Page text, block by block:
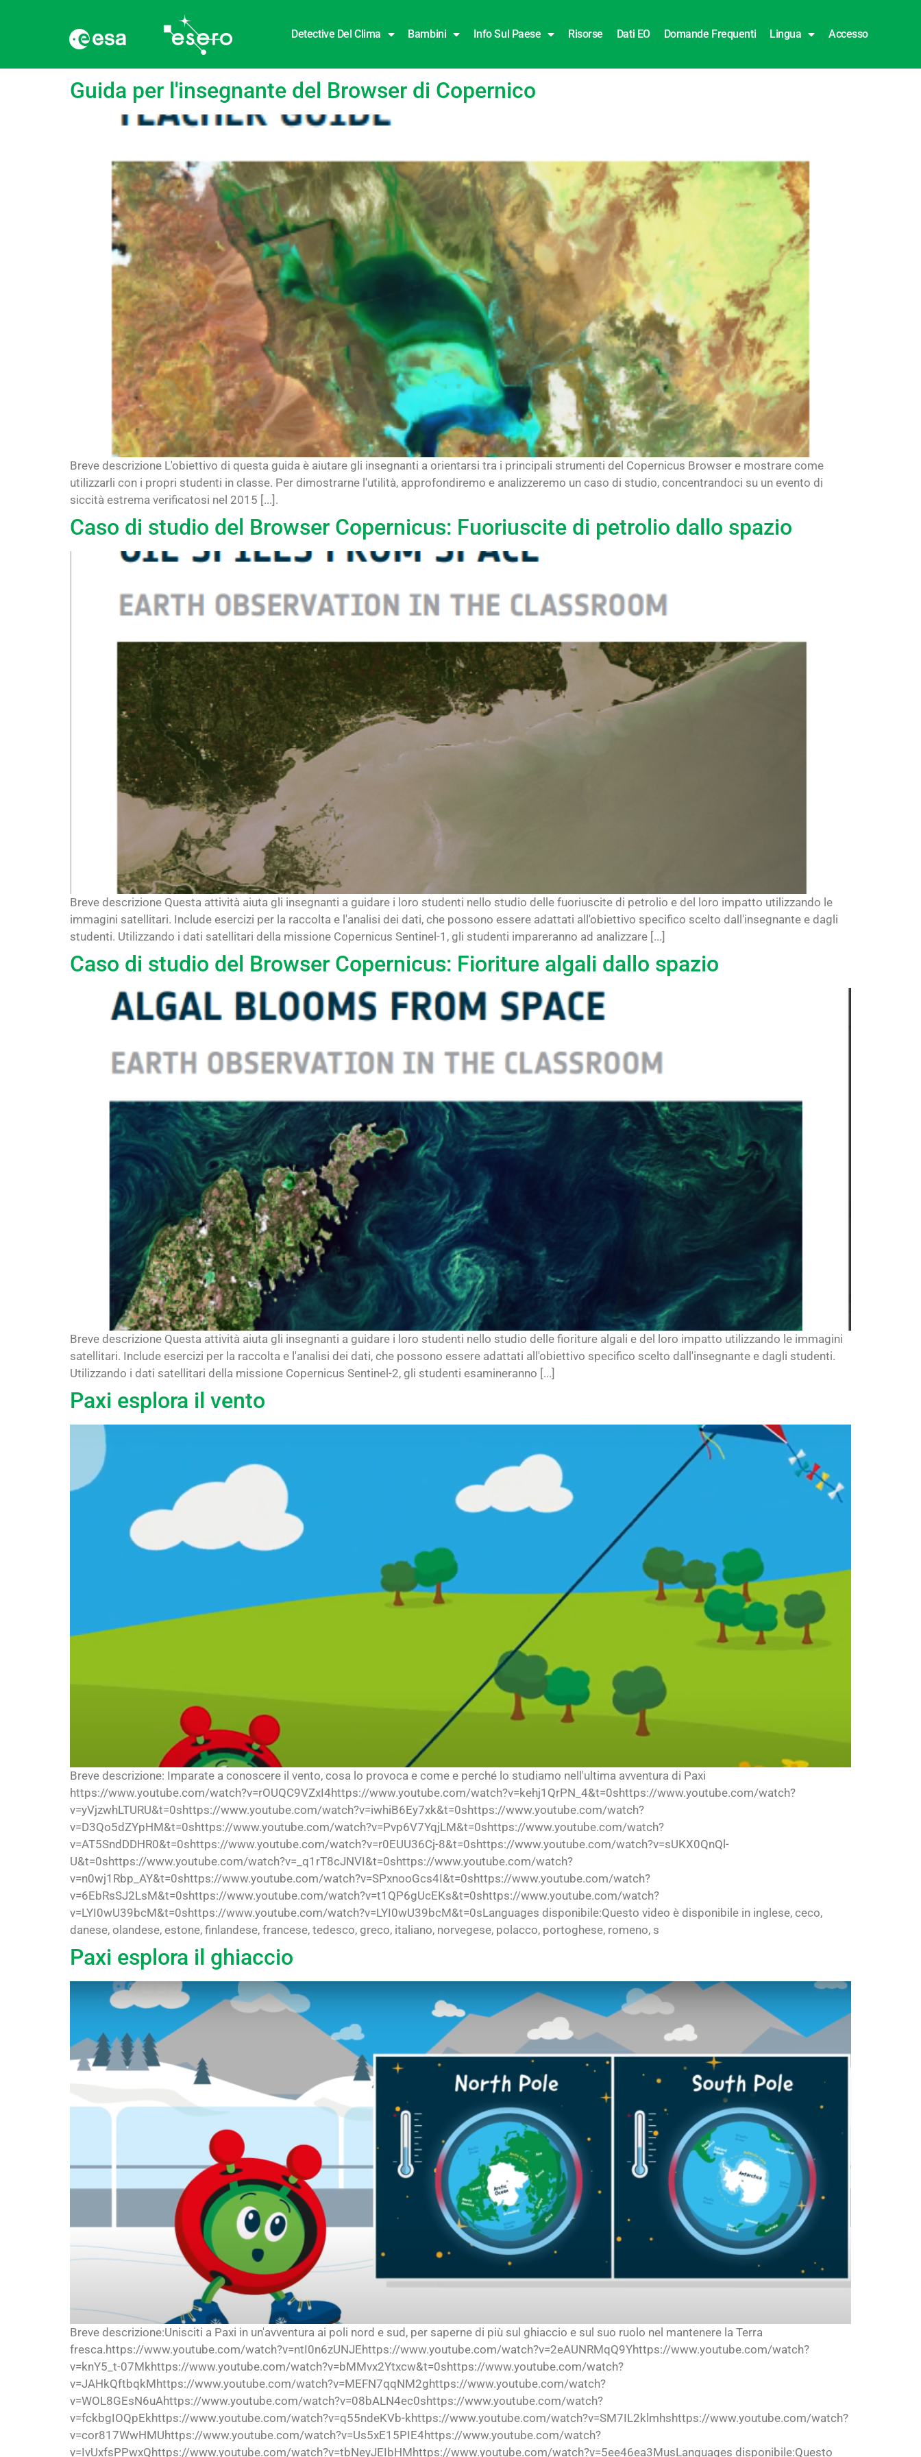
Detective Del Clima Bambini Info Sul Paese Risorse Dati EO Domande Frequenti Lingua Accesso
Tag: Satelliti
Guida per l'insegnante del Browser di Copernico
Breve descrizione L'obiettivo di questa guida è aiutare gli insegnanti a orientarsi tra i principali strumenti del Copernicus Browser e mostrare come
utilizzarli con i propri studenti in classe. Per dimostrarne l'utilità, approfondiremo e analizzeremo un caso di studio, concentrandoci su un evento di
siccità estrema verificatosi nel 2015 [...].
Caso di studio del Browser Copernicus: Fuoriuscite di petrolio dallo spazio
Breve descrizione Questa attività aiuta gli insegnanti a guidare i loro studenti nello studio delle fuoriuscite di petrolio e del loro impatto utilizzando le
immagini satellitari. Include esercizi per la raccolta e l'analisi dei dati, che possono essere adattati all'obiettivo specifico scelto dall'insegnante e dagli
studenti. Utilizzando i dati satellitari della missione Copernicus Sentinel-1, gli studenti impareranno ad analizzare [...]
Caso di studio del Browser Copernicus: Fioriture algali dallo spazio
Breve descrizione Questa attività aiuta gli insegnanti a guidare i loro studenti nello studio delle fioriture algali e del loro impatto utilizzando le immagini
satellitari. Include esercizi per la raccolta e l'analisi dei dati, che possono essere adattati all'obiettivo specifico scelto dall'insegnante e dagli studenti.
Utilizzando i dati satellitari della missione Copernicus Sentinel-2, gli studenti esamineranno [...]
Paxi esplora il vento
Breve descrizione: Imparate a conoscere il vento, cosa lo provoca e come e perché lo studiamo nell'ultima avventura di Paxi
https://www.youtube.com/watch?v=rOUQC9VZxI4https://www.youtube.com/watch?v=kehj1QrPN_4&t=0shttps://www.youtube.com/watch?
v=yVjzwhLTURU&t=0shttps://www.youtube.com/watch?v=iwhiB6Ey7xk&t=0shttps://www.youtube.com/watch?
v=D3Qo5dZYpHM&t=0shttps://www.youtube.com/watch?v=Pvp6V7YqjLM&t=0shttps://www.youtube.com/watch?
v=AT5SndDDHR0&t=0shttps://www.youtube.com/watch?v=r0EUU36Cj-8&t=0shttps://www.youtube.com/watch?v=sUKX0QnQl-
U&t=0shttps://www.youtube.com/watch?v=_q1rT8cJNVI&t=0shttps://www.youtube.com/watch?
v=n0wj1Rbp_AY&t=0shttps://www.youtube.com/watch?v=SPxnooGcs4I&t=0shttps://www.youtube.com/watch?
v=6EbRsSJ2LsM&t=0shttps://www.youtube.com/watch?v=t1QP6gUcEKs&t=0shttps://www.youtube.com/watch?
v=LYI0wU39bcM&t=0shttps://www.youtube.com/watch?v=LYI0wU39bcM&t=0sLanguages disponibile:Questo video è disponibile in inglese, ceco,
danese, olandese, estone, finlandese, francese, tedesco, greco, italiano, norvegese, polacco, portoghese, romeno, s
Paxi esplora il ghiaccio
Breve descrizione:Unisciti a Paxi in un'avventura ai poli nord e sud, per saperne di più sul ghiaccio e sul suo ruolo nel mantenere la Terra
fresca.https://www.youtube.com/watch?v=ntI0n6zUNJEhttps://www.youtube.com/watch?v=2eAUNRMqQ9Yhttps://www.youtube.com/watch?
v=knY5_t-07Mkhttps://www.youtube.com/watch?v=bMMvx2Ytxcw&t=0shttps://www.youtube.com/watch?
v=JAHkQftbqkMhttps://www.youtube.com/watch?v=MEFN7qqNM2ghttps://www.youtube.com/watch?
v=WOL8GEsN6uAhttps://www.youtube.com/watch?v=08bALN4ec0shttps://www.youtube.com/watch?
v=fckbgIOQpEkhttps://www.youtube.com/watch?v=q55ndeKVb-khttps://www.youtube.com/watch?v=SM7IL2klmhshttps://www.youtube.com/watch?
v=cor817WwHMUhttps://www.youtube.com/watch?v=Us5xE15PIE4https://www.youtube.com/watch?
v=IvUxfsPPwxQhttps://www.youtube.com/watch?v=tbNeyJEIbHMhttps://www.youtube.com/watch?v=5ee46ea3MusLanguages disponibile:Questo